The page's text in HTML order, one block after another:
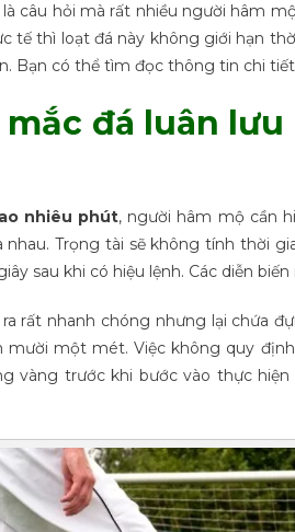
câu hỏi mà rất nhiều người hâm
tế thì loạt đá này không giới hạn
Bạn có thể tìm đọc thông tin chi
mắc đá luân
nhiêu phút, người hâm mộ cần
nhau. Trọng tài sẽ không tính thời
sau khi có hiệu lệnh. Các diễn
rất nhanh chóng nhưng lại chứa
mười một mét. Việc không quy
vàng trước khi bước vào thực